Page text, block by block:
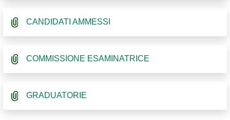
CANDIDATI AMMESSI
COMMISSIONE ESAMINATRICE
GRADUATORIE